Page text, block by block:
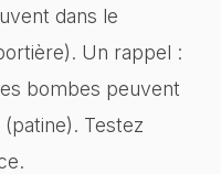
dans le
Un rappel :
bombes peuvent
(patine). Testez